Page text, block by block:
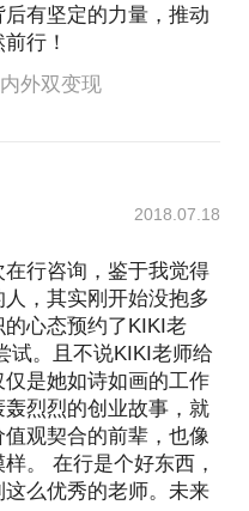
有坚定的力量，推动
行！
外双变现
2018.07.18
行咨询，鉴于我觉得
，其实刚开始没抱多
心态预约了KIKI老
试。且不说KIKI老师给
是她如诗如画的工作
烈烈的创业故事，就
观契合的前辈，也像
。 在行是个好东西，
么优秀的老师。未来